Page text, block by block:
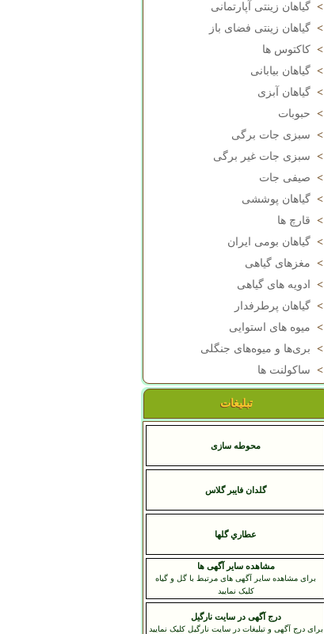
> گیاهان زینتی آپارتمانی
> گیاهان زینتی فضای باز
> کاکتوس ها
> گیاهان بیابانی
> گیاهان آبزی
> حبوبات
> سبزی جات برگی
> سبزی جات غیر برگی
> صیفی جات
> گیاهان پوششی
> قارچ ها
> گیاهان بومی ایران
> مغزهای گیاهی
>
ادویه های گیاهی
> گیاهان پرطرفدار
> میوه های استوایی
> بری‌ها و میوه‌های جنگلی
> ساکولنت ها
تبلیغات
محوطه سازی
گلدان فایبر گلاس
عطاري گلها
مشاهده سایر آگهی ها
برای مشاهده سایر آگهی های مرتبط با گل و گیاه
کلیک نمایید
درج آگهی در سایت نارگیل
برای درج آگهی و تبلیغات در سایت نارگیل کلیک نمایید